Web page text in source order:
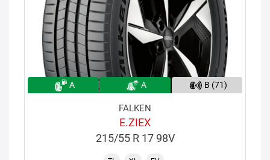
A A B (71)
FALKEN
E.ZIEX
215/55 R 17 98V